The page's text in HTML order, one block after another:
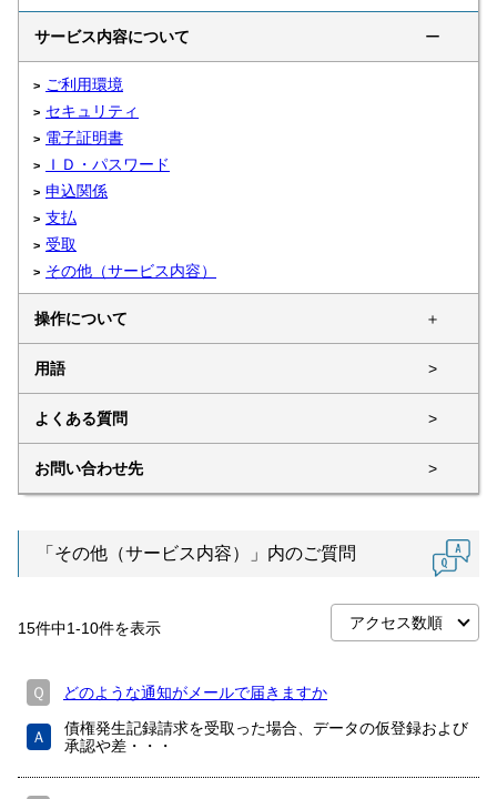
サービス内容について ー
ご利用環境
セキュリティ
電子証明書
ＩＤ・パスワード
申込関係
支払
受取
その他（サービス内容）
操作について ＋
用語 >
よくある質問 >
お問い合わせ先 >
「その他（サービス内容）」内のご質問
15件中1-10件を表示
Ｑ どのような通知がメールで届きますか
Ａ
債権発生記録請求を受取った場合、データの仮登録および
承認や差・・・